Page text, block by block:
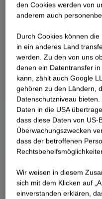
den Cookies werden von
anderem auch
Durch Cookies können
in ein anderes Land
werden. Zu den von uns
denen ein Datentransfer
kann, zählt auch Google
gehören zu den Ländern,
Datenschutzniveau
Daten in die USA
dass diese Daten von US-
Überwachungszwecken
dass der betroffenen
Wir weisen in diesem
sich mit dem Klicken auf
ein­ver­standen erklären,